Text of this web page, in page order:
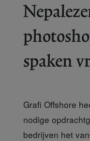
spaken
Grafi Offshore
nodige
bedrijven het